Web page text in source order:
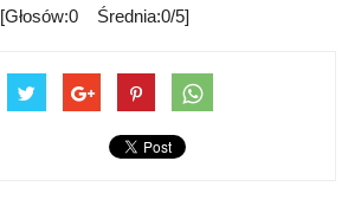
[Głosów:0 Średnia:0/5]